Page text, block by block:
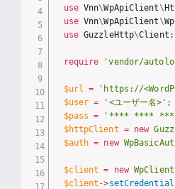
use Vnn\WpApiClient\
use Vnn\WpApiClient\
use GuzzleHttp\Client ;
require 'vendor/
$url = 'https://
$user = '<ユーザー名>' ;
$pass =
'**** **** ****
$httpClient = new
$auth = new
$client = new WpClient
$client ->